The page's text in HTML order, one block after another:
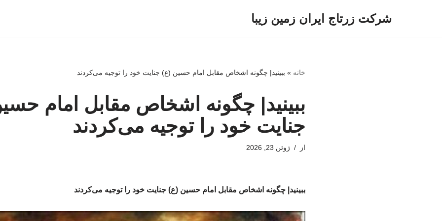
شرکت زرتاج ایران زمین زیبا
خانه » ببینید| چگونه اشخاص مقابل امام حسین (ع) جنایت خود را توجیه می‌کردند
ببینید| چگونه اشخاص مقابل امام
جنایت خود را توجیه می‌کردند
از ژوئن 23, 2026
ببینید| چگونه اشخاص مقابل امام حسین (ع) جنایت خود را توجیه می‌کردند